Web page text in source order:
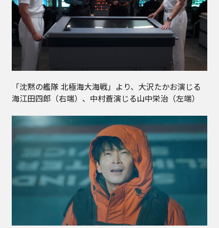
「沈黙の艦隊 北極海大海戦」より、大沢たかお演じる
海江田四郎（右端）、中村蒼演じる山中栄治（左端）